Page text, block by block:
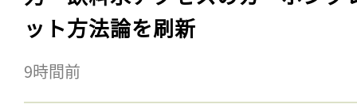
ット方法論を刷新
9時間前